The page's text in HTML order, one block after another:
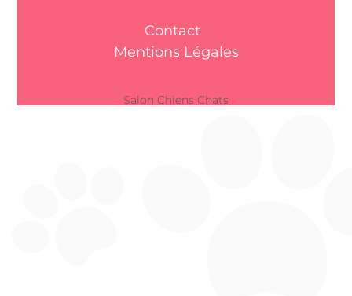
Contact
Mentions Légales
Salon Chiens Chats